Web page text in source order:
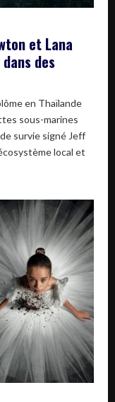
et Lana
des
en Thaïlande
sous-marines
survie signé Jeff
local et